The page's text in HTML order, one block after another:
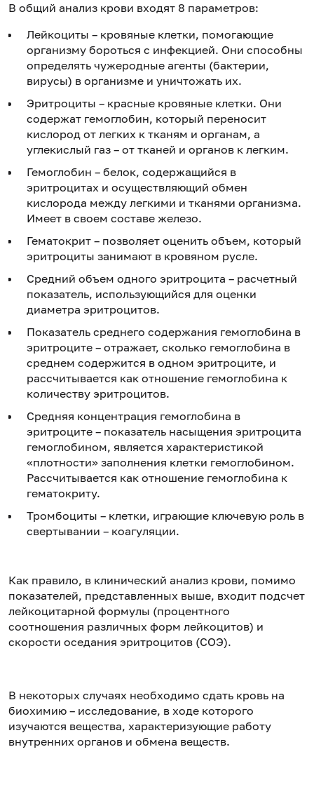
В общий анализ крови входят 8 параметров:
Лейкоциты – кровяные клетки, помогающие
организму бороться с инфекцией. Они способны
определять чужеродные агенты (бактерии,
вирусы) в организме и уничтожать их.
Эритроциты – красные кровяные клетки. Они
содержат гемоглобин, который переносит
кислород от легких к тканям и органам, а
углекислый газ – от тканей и органов к легким.
Гемоглобин – белок, содержащийся в
эритроцитах и осуществляющий обмен
кислорода между легкими и тканями организма.
Имеет в своем составе железо.
Гематокрит – позволяет оценить объем, который
эритроциты занимают в кровяном русле.
Средний объем одного эритроцита – расчетный
показатель, использующийся для оценки
диаметра эритроцитов.
Показатель среднего содержания гемоглобина в
эритроците – отражает, сколько гемоглобина в
среднем содержится в одном эритроците, и
рассчитывается как отношение гемоглобина к
количеству эритроцитов.
Средняя концентрация гемоглобина в
эритроците – показатель насыщения эритроцита
гемоглобином, является характеристикой
«плотности» заполнения клетки гемоглобином.
Рассчитывается как отношение гемоглобина к
гематокриту.
Тромбоциты – клетки, играющие ключевую роль в
свертывании – коагуляции.
Как правило, в клинический анализ крови, помимо
показателей, представленных выше, входит подсчет
лейкоцитарной формулы (процентного
соотношения различных форм лейкоцитов) и
скорости оседания эритроцитов (СОЭ).
В некоторых случаях необходимо сдать кровь на
биохимию – исследование, в ходе которого
изучаются вещества, характеризующие работу
внутренних органов и обмена веществ.